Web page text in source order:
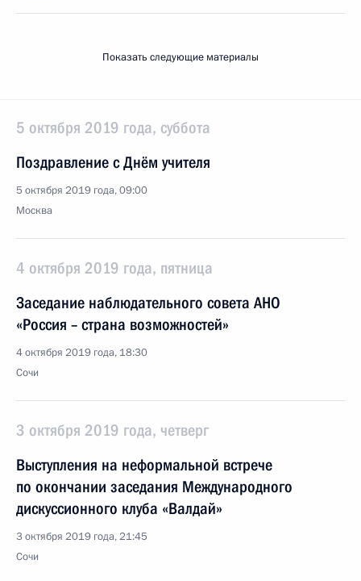
Показать следующие материалы
5 октября 2019 года, суббота
Поздравление с Днём учителя
5 октября 2019 года, 09:00
Москва
4 октября 2019 года, пятница
Заседание наблюдательного совета АНО
«Россия – страна возможностей»
4 октября 2019 года, 18:30
Сочи
3 октября 2019 года, четверг
Выступления на неформальной встрече
по окончании заседания Международного
дискуссионного клуба «Валдай»
3 октября 2019 года, 21:45
Сочи